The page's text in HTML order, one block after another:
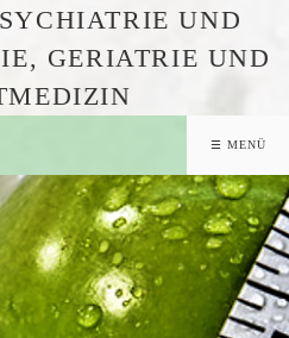
UND
GERIATRIE UND
☰ MENÜ